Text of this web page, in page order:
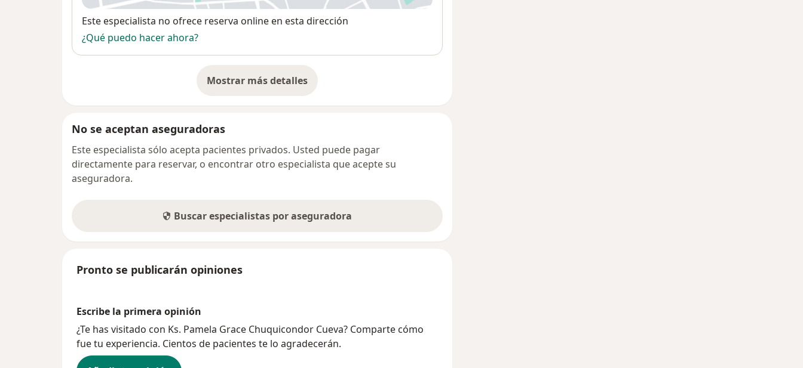
Disponibilidad
Este especialista no ofrece reserva online en esta dirección
¿Qué puedo hacer ahora?
Mostrar más detalles
sobre la dirección
No se aceptan aseguradoras
Este especialista sólo acepta pacientes privados. Usted puede pagar
directamente para reservar, o encontrar otro especialista que acepte su
aseguradora.
Buscar especialistas por aseguradora
Pronto se publicarán opiniones
Escribe la primera opinión
¿Te has visitado con Ks. Pamela Grace Chuquicondor Cueva? Comparte cómo
fue tu experiencia. Cientos de pacientes te lo agradecerán.